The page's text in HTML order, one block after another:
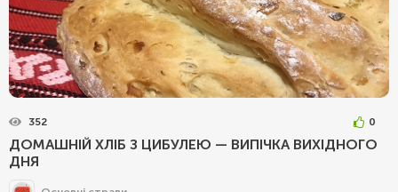
352 0
ДОМАШНІЙ ХЛІБ З ЦИБУЛЕЮ — ВИПІЧКА ВИХІДНОГО
ДНЯ